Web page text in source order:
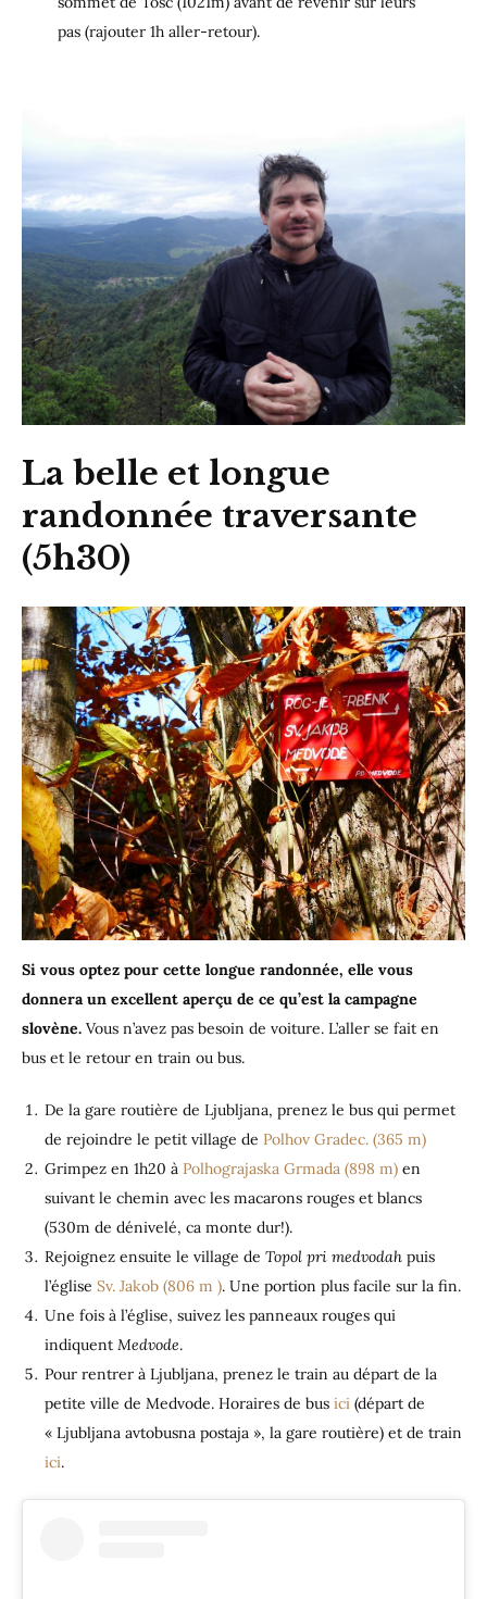
pas (rajouter 1h aller-retour).
La belle et longue
randonnée traversante
(5h30)
Si vous optez pour cette longue randonnée, elle vous
donnera un excellent aperçu de ce qu’est la campagne
slovène. Vous n’avez pas besoin de voiture. L’aller se fait en
bus et le retour en train ou bus.
De la gare routière de Ljubljana, prenez le bus qui permet
de rejoindre le petit village de Polhov Gradec. (365 m)
Grimpez en 1h20 à Polhograjaska Grmada (898 m) en
suivant le chemin avec les macarons rouges et blancs
(530m de dénivelé, ca monte dur!).
Rejoignez ensuite le village de Topol pri medvodah puis
l’église Sv. Jakob (806 m ). Une portion plus facile sur la fin.
Une fois à l’église, suivez les panneaux rouges qui
indiquent Medvode.
Pour rentrer à Ljubljana, prenez le train au départ de la
petite ville de Medvode. Horaires de bus ici (départ de
« Ljubljana avtobusna postaja », la gare routière) et de train
ici.